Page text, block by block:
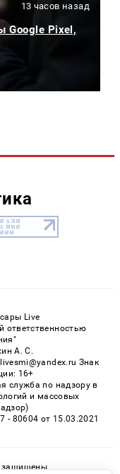
13 часов назад
Google Pixel,
Live
ответственностью
А. С.
Знак
16+
служба по надзору в
и массовых
80604 от 15.03.2021
защищены